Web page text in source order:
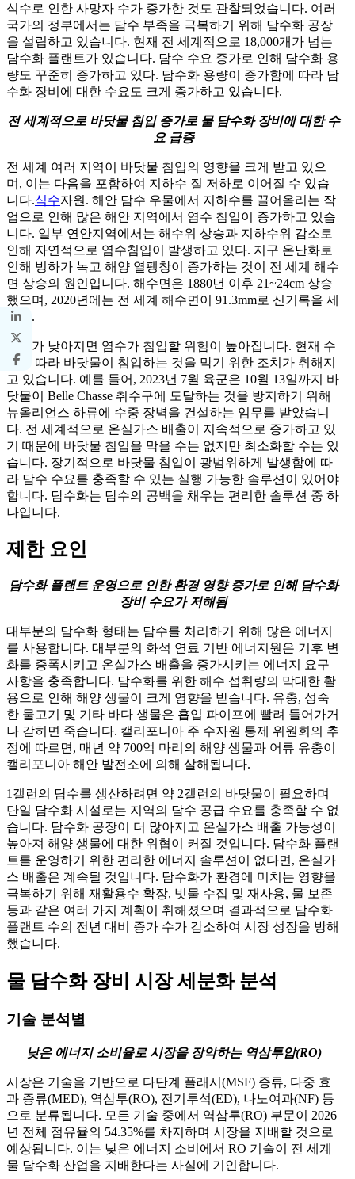
식수로 인한 사망자 수가 증가한 것도 관찰되었습니다. 여러
국가의 정부에서는 담수 부족을 극복하기 위해 담수화 공장
을 설립하고 있습니다. 현재 전 세계적으로 18,000개가 넘는
담수화 플랜트가 있습니다. 담수 수요 증가로 인해 담수화 용
량도 꾸준히 증가하고 있다. 담수화 용량이 증가함에 따라 담
수화 장비에 대한 수요도 크게 증가하고 있습니다.
전 세계적으로 바닷물 침입 증가로 물 담수화 장비에 대한 수
요 급증
전 세계 여러 지역이 바닷물 침입의 영향을 크게 받고 있으
며, 이는 다음을 포함하여 지하수 질 저하로 이어질 수 있습
니다.식수자원. 해안 담수 우물에서 지하수를 끌어올리는 작
업으로 인해 많은 해안 지역에서 염수 침입이 증가하고 있습
니다. 일부 연안지역에서는 해수위 상승과 지하수위 감소로
인해 자연적으로 염수침입이 발생하고 있다. 지구 온난화로
인해 빙하가 녹고 해양 열팽창이 증가하는 것이 전 세계 해수
면 상승의 원인입니다. 해수면은 1880년 이후 21~24cm 상승
했으며, 2020년에는 전 세계 해수면이 91.3mm로 신기록을 세
웠다.
수위가 낮아지면 염수가 침입할 위험이 높아집니다. 현재 수
로를 따라 바닷물이 침입하는 것을 막기 위한 조치가 취해지
고 있습니다. 예를 들어, 2023년 7월 육군은 10월 13일까지 바
닷물이 Belle Chasse 취수구에 도달하는 것을 방지하기 위해
뉴올리언스 하류에 수중 장벽을 건설하는 임무를 받았습니
다. 전 세계적으로 온실가스 배출이 지속적으로 증가하고 있
기 때문에 바닷물 침입을 막을 수는 없지만 최소화할 수는 있
습니다. 장기적으로 바닷물 침입이 광범위하게 발생함에 따
라 담수 수요를 충족할 수 있는 실행 가능한 솔루션이 있어야
합니다. 담수화는 담수의 공백을 채우는 편리한 솔루션 중 하
나입니다.
제한 요인
담수화 플랜트 운영으로 인한 환경 영향 증가로 인해 담수화
장비 수요가 저해됨
대부분의 담수화 형태는 담수를 처리하기 위해 많은 에너지
를 사용합니다. 대부분의 화석 연료 기반 에너지원은 기후 변
화를 증폭시키고 온실가스 배출을 증가시키는 에너지 요구
사항을 충족합니다. 담수화를 위한 해수 섭취량의 막대한 활
용으로 인해 해양 생물이 크게 영향을 받습니다. 유충, 성숙
한 물고기 및 기타 바다 생물은 흡입 파이프에 빨려 들어가거
나 갇히면 죽습니다. 캘리포니아 주 수자원 통제 위원회의 추
정에 따르면, 매년 약 700억 마리의 해양 생물과 어류 유충이
캘리포니아 해안 발전소에 의해 살해됩니다.
1갤런의 담수를 생산하려면 약 2갤런의 바닷물이 필요하며
단일 담수화 시설로는 지역의 담수 공급 수요를 충족할 수 없
습니다. 담수화 공장이 더 많아지고 온실가스 배출 가능성이
높아져 해양 생물에 대한 위협이 커질 것입니다. 담수화 플랜
트를 운영하기 위한 편리한 에너지 솔루션이 없다면, 온실가
스 배출은 계속될 것입니다. 담수화가 환경에 미치는 영향을
극복하기 위해 재활용수 확장, 빗물 수집 및 재사용, 물 보존
등과 같은 여러 가지 계획이 취해졌으며 결과적으로 담수화
플랜트 수의 전년 대비 증가 수가 감소하여 시장 성장을 방해
했습니다.
물 담수화 장비 시장 세분화 분석
기술 분석별
낮은 에너지 소비율로 시장을 장악하는 역삼투압(RO)
시장은 기술을 기반으로 다단계 플래시(MSF) 증류, 다중 효
과 증류(MED), 역삼투(RO), 전기투석(ED), 나노여과(NF) 등
으로 분류됩니다. 모든 기술 중에서 역삼투(RO) 부문이 2026
년 전체 점유율의 54.35%를 차지하며 시장을 지배할 것으로
예상됩니다. 이는 낮은 에너지 소비에서 RO 기술이 전 세계
물 담수화 산업을 지배한다는 사실에 기인합니다.